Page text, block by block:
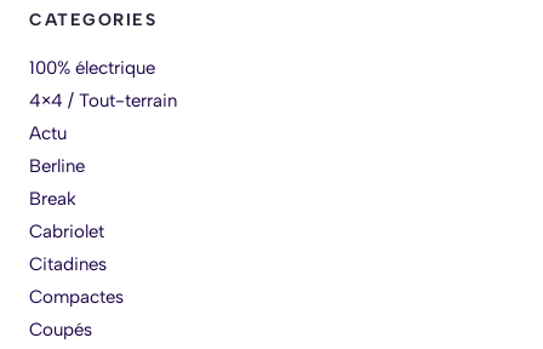
CATEGORIES
100% électrique
4×4 / Tout-terrain
Actu
Berline
Break
Cabriolet
Citadines
Compactes
Coupés